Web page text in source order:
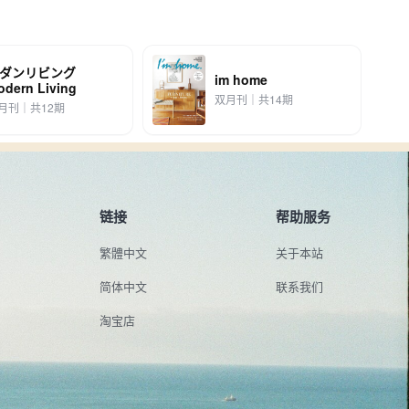
ンリビング
Living
刊｜共12期
im home
双月刊｜共14期
链接
繁體中文
简体中文
淘宝店
帮助服务
关于本站
联系我们